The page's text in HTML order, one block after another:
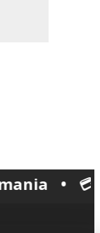
💳 Plata